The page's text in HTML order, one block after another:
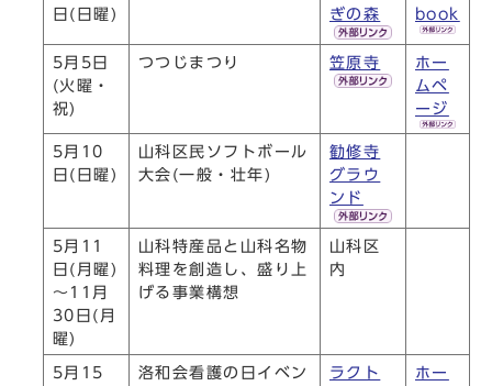
日(日曜)
ぎの森
book
5月5日
(火曜・
祝)
つつじまつり 笠原寺
ホー
ムペ
ージ
5月10
日(日曜)
山科区民ソフトボール
大会(一般・壮年)
勧修寺
グラウ
ンド
5月11
日(月曜)
～11月
30日(月
曜)
山科特産品と山科名物
料理を創造し、盛り上
げる事業構想
山科区
内
5月15
洛和会看護の日イベン
ラクト
ホー